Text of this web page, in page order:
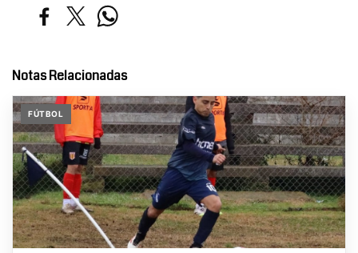
Notas Relacionadas
FÚTBOL